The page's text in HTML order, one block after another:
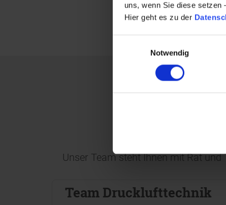
uns, wenn Sie diese setzen
Hier geht es zu der
Notwendig
Unser Team steht Ihnen mit Rat
Team Drucklufttechnik